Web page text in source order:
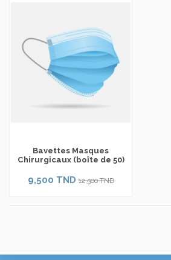
Bavettes Masques
Chirurgicaux (boîte de 50)
9,500 TND 12,500 TND